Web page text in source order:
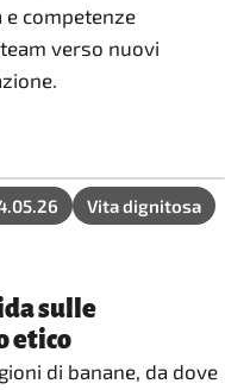
e competenze
verso nuovi
Vita dignitosa
sulle
etico
di banane, da dove